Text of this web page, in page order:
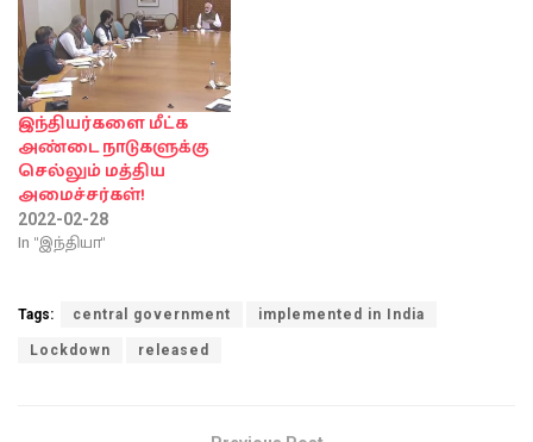
இந்தியர்களை மீட்க
அண்டை நாடுகளுக்கு
செல்லும் மத்திய
அமைச்சர்கள்!
2022-02-28
In "இந்தியா"
Tags: central government implemented in India
Lockdown released